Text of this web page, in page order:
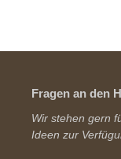
Fragen an den
Wir stehen gern
Ideen zur